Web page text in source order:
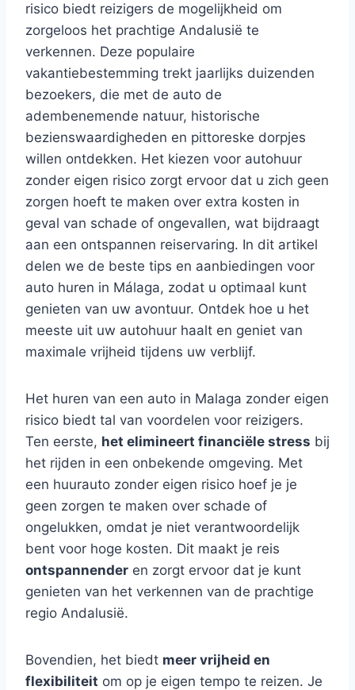
risico biedt reizigers de mogelijkheid om
zorgeloos het prachtige Andalusië te
verkennen. Deze populaire
vakantiebestemming trekt jaarlijks duizenden
bezoekers, die met de auto de
adembenemende natuur, historische
bezienswaardigheden en pittoreske dorpjes
willen ontdekken. Het kiezen voor autohuur
zonder eigen risico zorgt ervoor dat u zich geen
zorgen hoeft te maken over extra kosten in
geval van schade of ongevallen, wat bijdraagt
aan een ontspannen reiservaring. In dit artikel
delen we de beste tips en aanbiedingen voor
auto huren in Málaga, zodat u optimaal kunt
genieten van uw avontuur. Ontdek hoe u het
meeste uit uw autohuur haalt en geniet van
maximale vrijheid tijdens uw verblijf.
Het huren van een auto in Malaga zonder eigen
risico biedt tal van voordelen voor reizigers.
Ten eerste, het elimineert financiële stress bij
het rijden in een onbekende omgeving. Met
een huurauto zonder eigen risico hoef je je
geen zorgen te maken over schade of
ongelukken, omdat je niet verantwoordelijk
bent voor hoge kosten. Dit maakt je reis
ontspannender en zorgt ervoor dat je kunt
genieten van het verkennen van de prachtige
regio Andalusië.
Bovendien, het biedt meer vrijheid en
flexibiliteit om op je eigen tempo te reizen. Je